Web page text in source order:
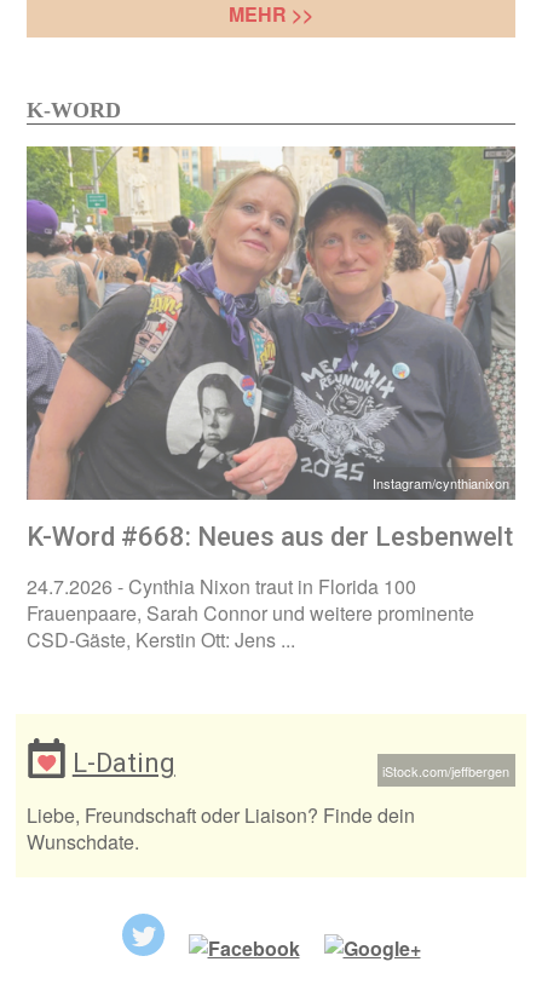
MEHR >>
K-WORD
Instagram/cynthianixon
K-Word #668: Neues aus der Lesbenwelt
24.7.2026 - Cynthia Nixon traut in Florida 100
Frauenpaare, Sarah Connor und weitere prominente
CSD-Gäste, Kerstin Ott: Jens ...
L-Dating iStock.com/jeffbergen
Liebe, Freundschaft oder Liaison? Finde dein
Wunschdate.